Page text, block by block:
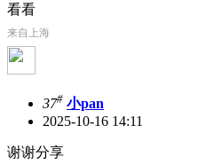
看看
来自上海
37# 小pan
2025-10-16 14:11
谢谢分享